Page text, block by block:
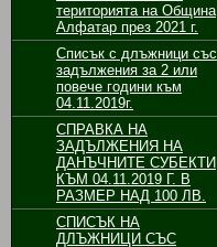
територията на Община
Алфатар през 2021 г.
Списък с длъжници със
задължения за 2 или
повече години към
04.11.2019г.
СПРАВКА НА
ЗАДЪЛЖЕНИЯ НА
ДАНЪЧНИТЕ СУБЕКТИ
КЪМ 04.11.2019 Г. В
РАЗМЕР НАД 100 ЛВ.
СПИСЪК НА
ДЛЪЖНИЦИ СЪС